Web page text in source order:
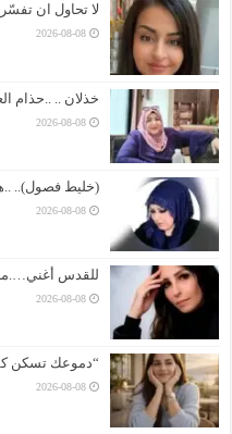
لا تحاول ان
2026-08-08
خذلان .. ..حذام
2026-08-08
(خليط فصول)..
2026-08-08
للقدس
2026-08-08
“دموعك تسكن
2026-08-08